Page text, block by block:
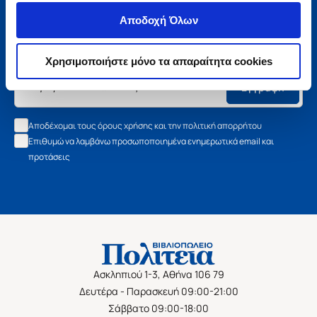
Αποδοχή Όλων
Χρησιμοποιήστε μόνο τα απαραίτητα cookies
Μάθετε τα νέα της Πολιτείας
Εγγραφείτε στο newsletter μας και μάθετε πρώτοι όλα τα
νέα βιβλία, τις εξαιρετικές τιμές και τις εκδηλώσεις μας.
Εγγραφή
Αποδέχομαι τους όρους χρήσης και την πολιτική απορρήτου
Επιθυμώ να λαμβάνω προσωποποιημένα ενημερωτικά email και
προτάσεις
Ασκληπιού 1-3, Αθήνα 106 79
Δευτέρα - Παρασκευή 09:00-21:00
Σάββατο 09:00-18:00